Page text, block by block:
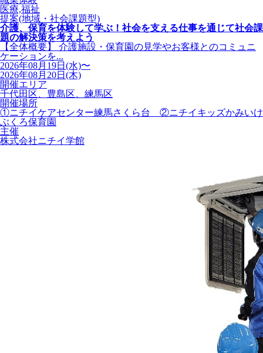
医療,福祉
提案(地域・社会課題型)
介護、保育を体験して学ぶ！社会を支える仕事を通じて社会課
題の解決策を考えよう
【全体概要】 介護施設・保育園の見学やお客様とのコミュニ
ケーションを...
2026年08月19日(水)〜
2026年08月20日(木)
開催エリア
千代田区、豊島区、練馬区
開催場所
①ニチイケアセンター練馬さくら台 ②ニチイキッズかみいけ
ぶくろ保育園
主催
株式会社ニチイ学館